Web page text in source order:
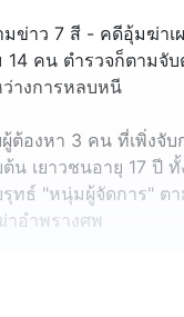
มข่าว 7 สี - คดีอุ้มฆ่าเ
14 คน ตำรวจก็ตามจั
ว่างการหลบหนี
ต้องหา 3 คน ที่เพิ่งจั
น เยาวชนอายุ 17 ปี
รุทธ์ "หนุ่มผู้จัดการ" ต
าอำพรางศพ
ำรวจตรี พัลลภ แอร่ม